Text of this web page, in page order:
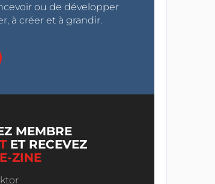
ou de développer
à créer et à grandir.
MEMBRE
ET RECEVEZ
E-ZINE